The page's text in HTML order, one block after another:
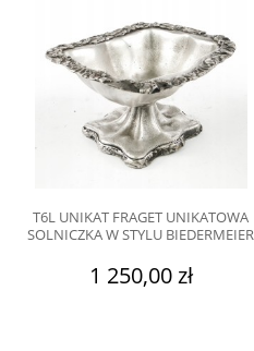
T6L UNIKAT FRAGET UNIKATOWA
SOLNICZKA W STYLU BIEDERMEIER
1 250,00 zł